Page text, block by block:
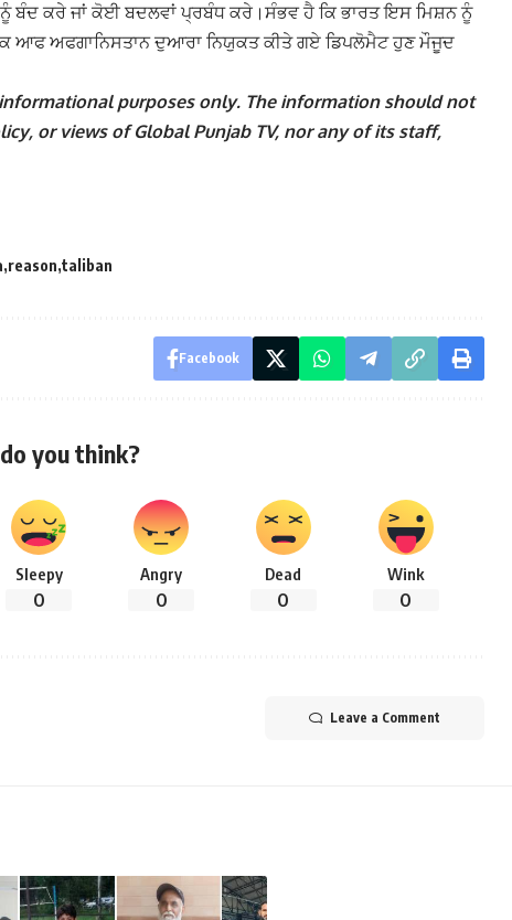
ਨੂੰ ਬੰਦ ਕਰੇ ਜਾਂ ਕੋਈ ਬਦਲਵਾਂ ਪ੍ਰਬੰਧ ਕਰੇ। ਸੰਭਵ ਹੈ ਕਿ ਭਾਰਤ ਇਸ ਮਿਸ਼ਨ ਨੂੰ
ਆਫ ਅਫਗਾਨਿਸਤਾਨ ਦੁਆਰਾ ਨਿਯੁਕਤ ਕੀਤੇ ਗਏ ਡਿਪਲੋਮੈਟ ਹੁਣ ਮੌਜੂਦ
purposes only. The information should not
or views of Global Punjab TV, nor any of its staff,
reason taliban
Facebook
you think?
Sleepy
0
Angry
0
Dead
0
Wink
0
Leave a Comment